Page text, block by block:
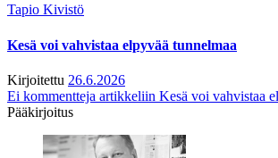
Tapio Kivistö
Kesä voi vahvistaa elpyvää tunnelmaa
Kirjoitettu 26.6.2026
Ei kommentteja artikkeliin Kesä voi vahvistaa
Pääkirjoitus